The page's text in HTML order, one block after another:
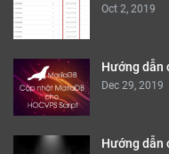
Oct 2, 2019
Hướng dẫn
Dec 29, 2019
Hướng dẫn